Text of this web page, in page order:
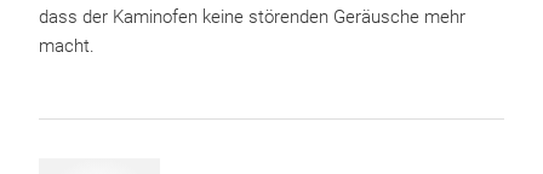
dass der Kaminofen keine störenden Geräusche mehr
macht.